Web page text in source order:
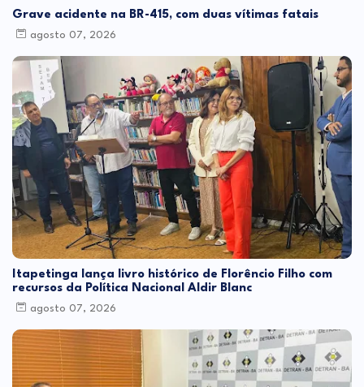
Grave acidente na BR-415, com duas vítimas fatais
agosto 07, 2026
Itapetinga lança livro histórico de Florêncio Filho com
recursos da Política Nacional Aldir Blanc
agosto 07, 2026